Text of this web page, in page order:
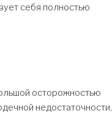
себя полностью
осторожностью
недостаточности,